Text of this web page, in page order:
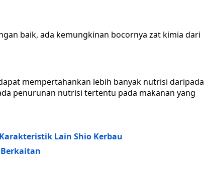
baik, ada kemungkinan bocornya zat kimia dari
mempertahankan lebih banyak nutrisi daripada
penurunan nutrisi tertentu pada makanan yang
Lain Shio Kerbau